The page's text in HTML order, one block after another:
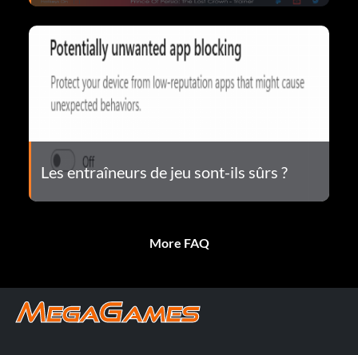
Les entraîneurs de jeu sont-ils sûrs ?
More FAQ